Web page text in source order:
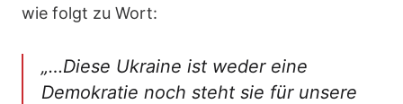
wie folgt zu Wort:
„…Diese Ukraine ist weder eine
Demokratie noch steht sie für unsere